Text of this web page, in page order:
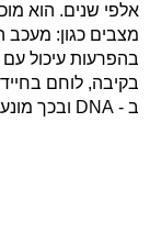
אלפי שנים. הוא
מצבים כגון: מעכב
בהפרעות עיכול
בקיבה, לוחם
ב - DNA ובכך